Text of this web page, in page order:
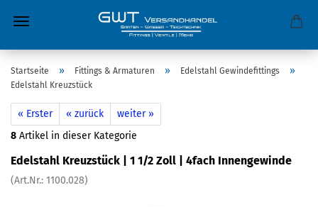
Startseite » Fittings & Armaturen » Edelstahl Gewindefittings »
Edelstahl Kreuzstück
« Erster « zurück
weiter »
8 Artikel in dieser Kategorie
Edelstahl Kreuzstück | 1 1/2 Zoll | 4fach Innengewinde
(Art.Nr.: 1100.028)